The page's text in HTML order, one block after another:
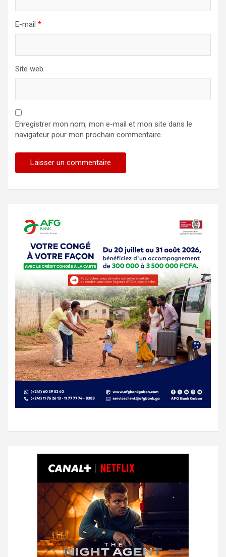
E-mail *
Site web
Enregistrer mon nom, mon e-mail et mon site dans le
navigateur pour mon prochain commentaire.